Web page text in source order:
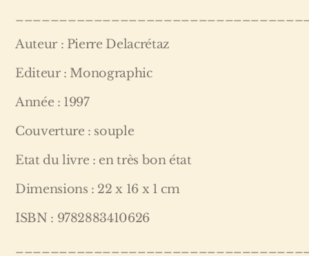
Auteur : Pierre Delacrétaz
Editeur : Monographic
Année : 1997
Couverture : souple
Etat du livre : en très bon état
Dimensions : 22 x 16 x 1 cm
ISBN : 9782883410626